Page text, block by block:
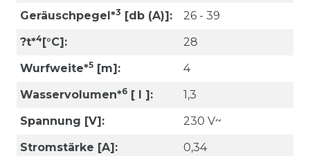
Geräuschpegel*3 [db (A)]:
26 - 39
?t*4[°C]:
28
Wurfweite*5 [m]:
4
Wasservolumen*6 [ l ]:
1,3
Spannung [V]:
230 V~
Stromstärke [A]:
0,34